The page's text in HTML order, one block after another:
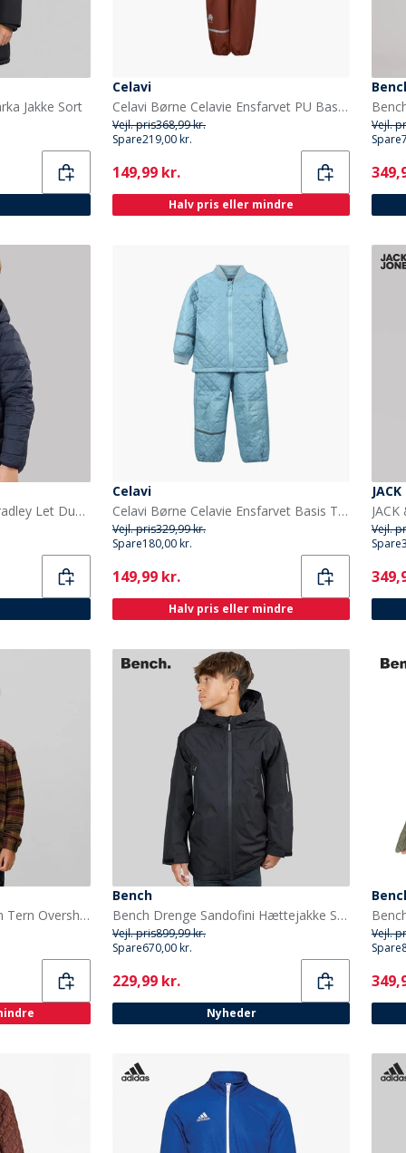
Jakke Sort
Celavi
Celavi Børne Celavie Ensfarvet PU Basis Regntøjs Sæt Tortoise Shell
Vejl. pris368,99 kr.
Spare219,00 kr.
Current
149,99 kr.
Halv pris eller mindre
Vejl.
Spare
JACK & JONES Drenge Bradley Let Dunjakke Sky Captain
Celavi
Celavi Børne Celavie Ensfarvet Basis Termosæt Cerulean
Vejl. pris329,99 kr.
Spare180,00 kr.
Current
149,99 kr.
Halv pris eller mindre
Vejl.
Spare
Les Deux Drenge Lennon Tern Overshirt Fudge
Bench
Bench Drenge Sandofini Hættejakke Sort
Vejl. pris899,99 kr.
Spare670,00 kr.
Current
229,99 kr.
Nyheder
Vejl.
Spare